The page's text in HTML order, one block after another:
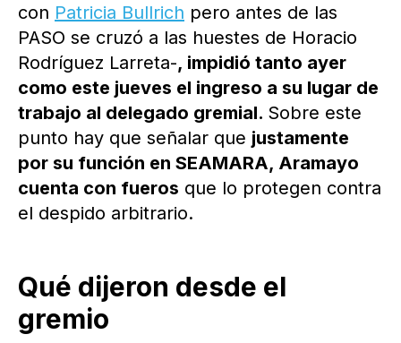
con Patricia Bullrich pero antes de las
PASO se cruzó a las huestes de Horacio
Rodríguez Larreta-, impidió tanto ayer
como este jueves el ingreso a su lugar de
trabajo al delegado gremial. Sobre este
punto hay que señalar que justamente
por su función en SEAMARA, Aramayo
cuenta con fueros que lo protegen contra
el despido arbitrario.
Qué dijeron desde el
gremio